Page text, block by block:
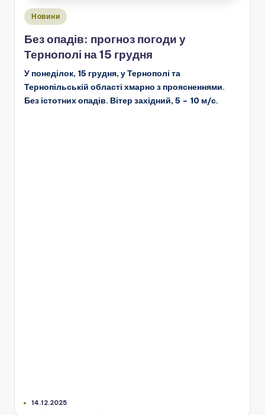
Опубліковано
Новини
Без опадів: прогноз погоди у
Тернополі на 15 грудня
У понеділок, 15 грудня, у Тернополі та
Тернопільській області хмарно з проясненнями.
Без істотних опадів. Вітер західний, 5 – 10 м/с.
14.12.2025